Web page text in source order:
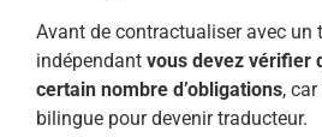
Avant de contractualiser avec un
indépendant vous devez vérifier
certain nombre d’obligations,
bilingue pour devenir traducteur.